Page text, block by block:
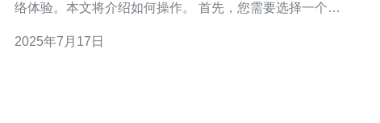
络体验。本文将介绍如何操作。 首先，您需要选择一个可
个速度快、稳定性好的VPN服务商。 下载并安装选定VPN
2025年7月17日